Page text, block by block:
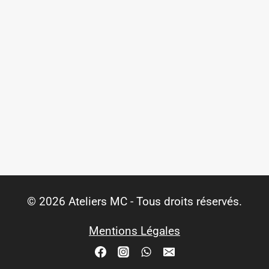
© 2026 Ateliers MC - Tous droits réservés.
Mentions Légales